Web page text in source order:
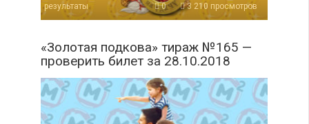
результаты
0 3 210 просмотров
«Золотая подкова» тираж №165 —
проверить билет за 28.10.2018